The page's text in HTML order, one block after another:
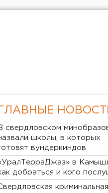
ГЛАВНЫЕ
свердловском
школы, в которых
вундеркиндов
в
добраться и кого
криминальная